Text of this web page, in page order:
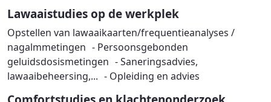
Lawaaistudies op de werkplek
Opstellen van lawaaikaarten/frequentieanalyses /
nagalmmetingen - Persoonsgebonden
geluidsdosismetingen - Saneringsadvies,
lawaaibeheersing,... - Opleiding en advies